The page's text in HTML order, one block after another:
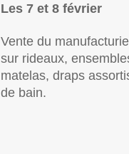
Les 7 et 8 février
Vente du
sur rideaux,
matelas, draps
de bain.